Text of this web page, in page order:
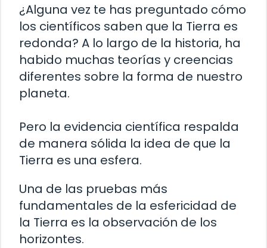
¿Alguna vez te has preguntado cómo
los científicos saben que la Tierra es
redonda? A lo largo de la historia, ha
habido muchas teorías y creencias
diferentes sobre la forma de nuestro
planeta.
Pero la evidencia científica respalda
de manera sólida la idea de que la
Tierra es una esfera.
Una de las pruebas más
fundamentales de la esfericidad de
la Tierra es la observación de los
horizontes.